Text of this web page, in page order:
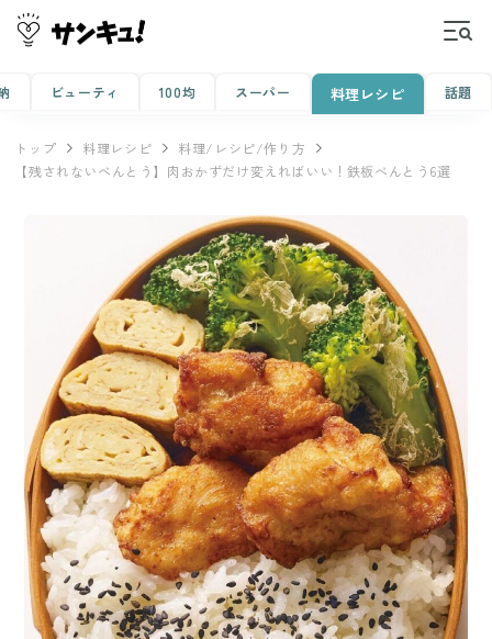
ビューティ 100均 スーパー 料理レシピ 話題
トップ 料理レシピ
料理/レシピ/作り方
【残されないべんとう】肉おかずだけ変えればいい！鉄板べんとう6選